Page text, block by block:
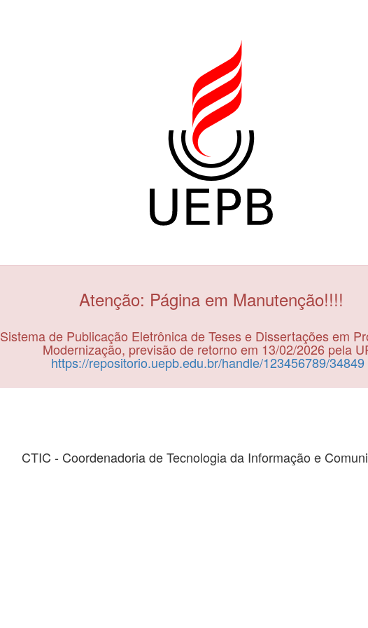
Atenção: Página em Manutenção!!!!
Sistema de Publicação Eletrônica de Teses e Dissertações em
Modernização, previsão de retorno em 13/02/2026 pela
https://repositorio.uepb.edu.br/handle/123456789/34849
CTIC - Coordenadoria de Tecnologia da Informação e